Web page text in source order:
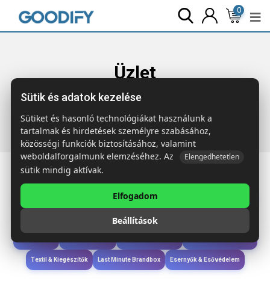
0
Üzlet
Főoldal Termékek Táskák & Utazás
colos PU laptop hátizsák
Étkezés & Ivás
Wellness & Ápolás
Textil & Kiegészítők Last Minute Brandbox Esernyők & Esővédelem
Sütik és adatok kezelése
Sütiket és hasonló technológiákat használunk a
tartalmak és hirdetések személyre szabásához,
közösségi funkciók biztosításához, valamint
weboldalforgalmunk elemzéséhez. Az
Elengedhetetlen
sütik mindig aktívak.
Elfogadom
Beállítások